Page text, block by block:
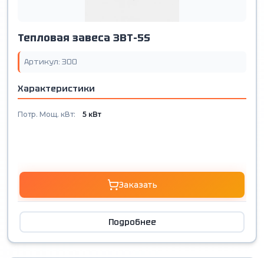
Тепловая завеса ЗВТ-5S
Артикул: 300
Характеристики
Потр. Мощ. кВт: 5 кВт
Заказать
Подробнее